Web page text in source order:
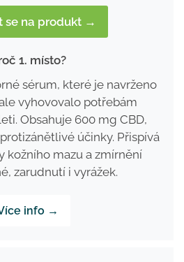
se na produkt →
1. místo?
sérum, které je navrženo
vyhovovalo potřebám
Obsahuje 600 mg CBD,
účinky. Přispívá
kožního mazu a zmírnění
zarudnutí i vyrážek.
info →